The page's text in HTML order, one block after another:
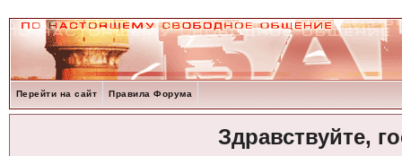
Перейти на сайт Правила Форума
Здравствуйте,